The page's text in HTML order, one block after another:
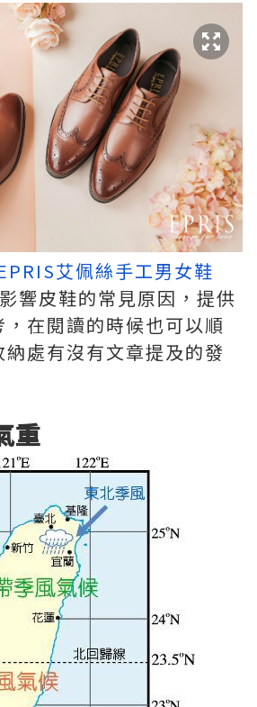
艾佩絲手工男女鞋
響皮鞋的常見原因，提供
在閱讀的時候也可以順
處有沒有文章提及的發
重